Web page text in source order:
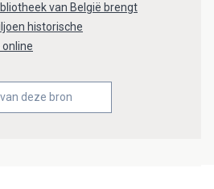
van België brengt
historische
online
deze bron